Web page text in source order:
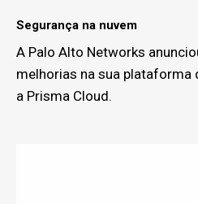
Segurança na nuvem
A Palo Alto Networks
melhorias na sua plataforma
a Prisma Cloud.